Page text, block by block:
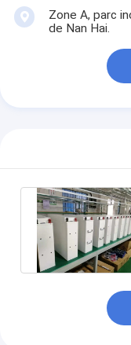
Zone A, parc
de Nan Hai.